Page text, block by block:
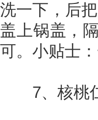
洗一下，后
盖上锅盖，
可。小贴士
7、核桃